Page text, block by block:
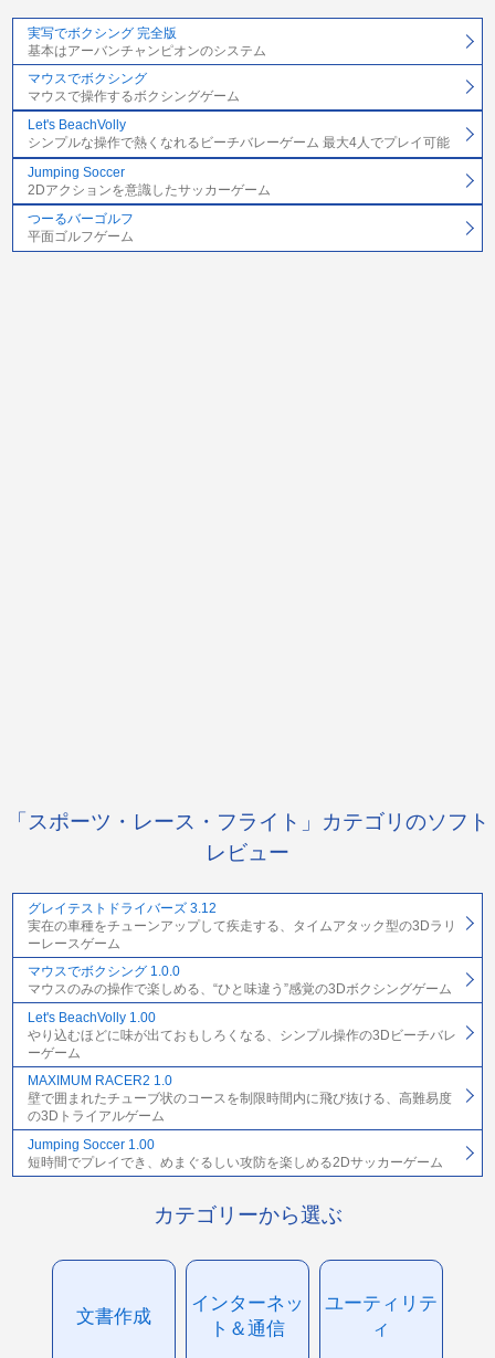
実写でボクシング 完全版
基本はアーバンチャンピオンのシステム
マウスでボクシング
マウスで操作するボクシングゲーム
Let's BeachVolly
シンプルな操作で熱くなれるビーチバレーゲーム 最大4人でプレイ可能
Jumping Soccer
2Dアクションを意識したサッカーゲーム
つーるバーゴルフ
平面ゴルフゲーム
「スポーツ・レース・フライト」カテゴリのソフト
レビュー
グレイテストドライバーズ 3.12
実在の車種をチューンアップして疾走する、タイムアタック型の3Dラリ
ーレースゲーム
マウスでボクシング 1.0.0
マウスのみの操作で楽しめる、“ひと味違う”感覚の3Dボクシングゲーム
Let's BeachVolly 1.00
やり込むほどに味が出ておもしろくなる、シンプル操作の3Dビーチバレ
ーゲーム
MAXIMUM RACER2 1.0
壁で囲まれたチューブ状のコースを制限時間内に飛び抜ける、高難易度
の3Dトライアルゲーム
Jumping Soccer 1.00
短時間でプレイでき、めまぐるしい攻防を楽しめる2Dサッカーゲーム
カテゴリーから選ぶ
文書作成
インターネッ
ト＆通信
ユーティリテ
ィ